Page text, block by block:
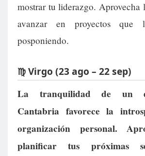
mostrar tu liderazgo. Aprovecha
avanzar en proyectos que
posponiendo.
♍ Virgo (23 ago – 22 sep)
La tranquilidad de un
Cantabria favorece la
organización personal.
planificar tus próximas